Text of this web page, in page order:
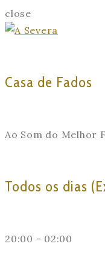
close
Casa de Fados
Ao Som do Melhor
Todos os dias
20:00 - 02:00